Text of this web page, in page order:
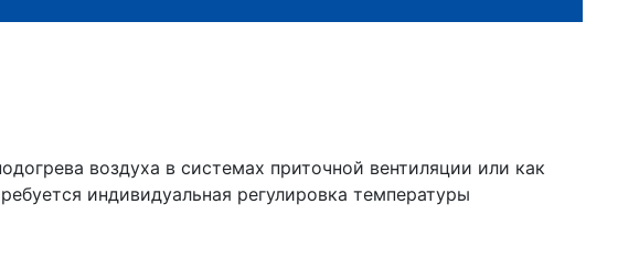
воздуха в системах приточной вентиляции или как
индивидуальная регулировка температуры